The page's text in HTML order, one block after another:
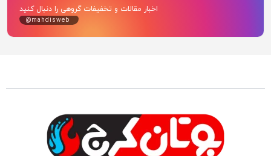
اخبار مقالات و تخفیفات گروهی را دنبال کنید
@mahdisweb